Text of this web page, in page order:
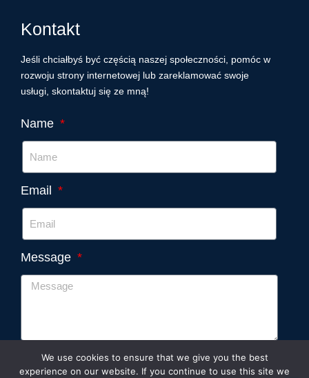
Kontakt
Jeśli chciałbyś być częścią naszej społeczności, pomóc w
rozwoju strony internetowej lub zareklamować swoje
usługi, skontaktuj się ze mną!
Name
Email
Message
Wyślij
We use cookies to ensure that we give you the best
experience on our website. If you continue to use this site we